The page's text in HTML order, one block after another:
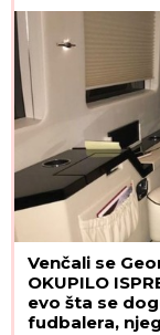
Venčali se
OKUPILO
evo šta se
fudbalera,